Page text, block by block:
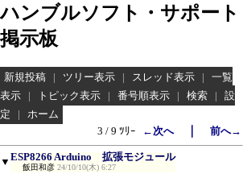
ハンブルソフト・サポート
掲示板
新規投稿 | ツリー表示 | スレッド表示 |
一覧
表示
| トピック表示 | 番号順表示 | 検索 |
設
定
|
ホーム
3 / 9 ﾂﾘｰ
←次へ｜ 前へ→
▼ ESP8266 Arduino 拡張モジュール
飯田和彦 24/10/10(木) 6:27